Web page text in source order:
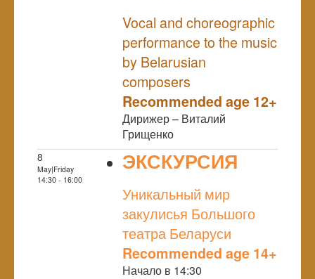
Vocal and choreographic
performance to the music
by Belarusian
composers
Recommended age 12+
Дирижер – Виталий
Грищенко
8
May|Friday
14:30 - 16:00
ЭКСКУРСИЯ
Уникальный мир
закулисья Большого
театра Беларуси
Recommended age 14+
Начало в 14:30